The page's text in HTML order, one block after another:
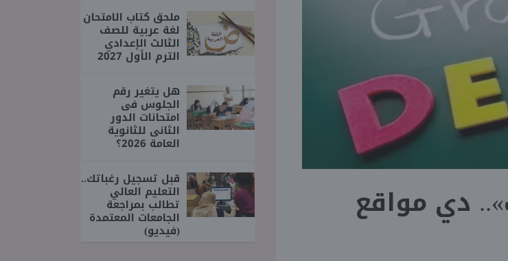
دي مواقع
ملحق كتاب الامتحان
لغة عربية للصف
الثالث الإعدادي
الترم الأول 2027
هل يتغير رقم
الجلوس فى
امتحانات الدور
الثانى للثانوية
العامة 2026؟
قبل تسجيل رغباتك..
التعليم العالي
تطالب بمراجعة
الجامعات المعتمدة
(فيديو)